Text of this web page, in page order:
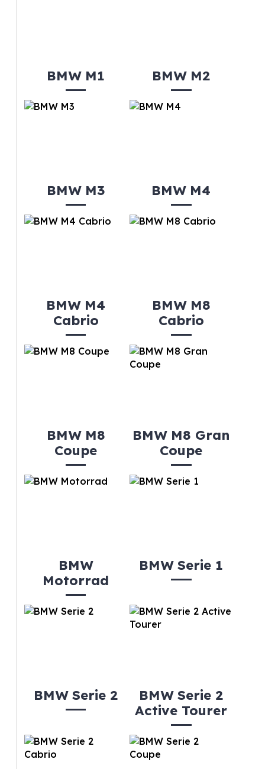
BMW M1 BMW M2
BMW M3 BMW M4
BMW M4
Cabrio
BMW M8
Cabrio
BMW M8
Coupe
BMW M8 Gran
Coupe
BMW
Motorrad
BMW Serie 1
BMW Serie 2
BMW Serie 2
Active Tourer